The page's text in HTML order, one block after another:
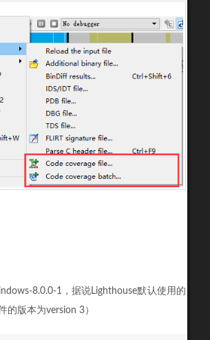
8.0.0-1，据说Lighthouse默认使用的
版本为version 3）